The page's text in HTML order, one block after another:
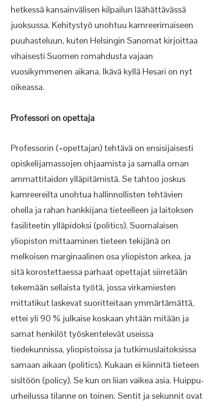
hetkessä kansainvälisen kilpailun läähättävässä
juoksussa. Kehitystyö unohtuu kamreerimaiseen
puuhasteluun, kuten Helsingin Sanomat kirjoittaa
vihaisesti Suomen romahdusta vajaan
vuosikymmenen aikana. Ikävä kyllä Hesari on nyt
oikeassa.
Professori on opettaja
Professorin (=opettajan) tehtävä on ensisijaisesti
opiskelijamassojen ohjaamista ja samalla oman
ammattitaidon ylläpitämistä. Se tahtoo joskus
kamreereilta unohtua hallinnollisten tehtävien
ohella ja rahan hankkijana tieteelleen ja laitoksen
fasiliteetin ylläpidoksi (politics). Suomalaisen
yliopiston mittaaminen tieteen tekijänä on
melkoisen marginaalinen osa yliopiston arkea, ja
sitä korostettaessa parhaat opettajat siirretään
tekemään sellaista työtä, jossa virkamiesten
mittatikut laskevat suoritteitaan ymmärtämättä,
ettei yli 90 % julkaise koskaan yhtään mitään ja
samat henkilöt työskentelevät useissa
tiedekunnissa, yliopistoissa ja tutkimuslaitoksissa
samaan aikaan (politics). Kukaan ei kiinnitä tieteen
sisltöön (policy). Se kun on liian vaikea asia. Huippu-
urheilussa tilanne on toinen. Sentit ja sekunnit ovat